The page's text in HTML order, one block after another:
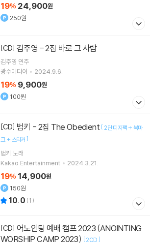
19% 24,900원
250원
[CD] 김주영 - 2집 바로 그 사람
김주영 연주
광수미디어
2024.9.6.
19% 9,900원
100원
[CD] 범키 - 2집 The Obedient [ 2단 디지팩 + 북마
크 + 스티커 ]
범키 노래
Kakao Entertainment
2024.3.21.
19% 14,900원
150원
10.0 (1)
[CD]
WORSHIP CAMP 2023) [2CD ]